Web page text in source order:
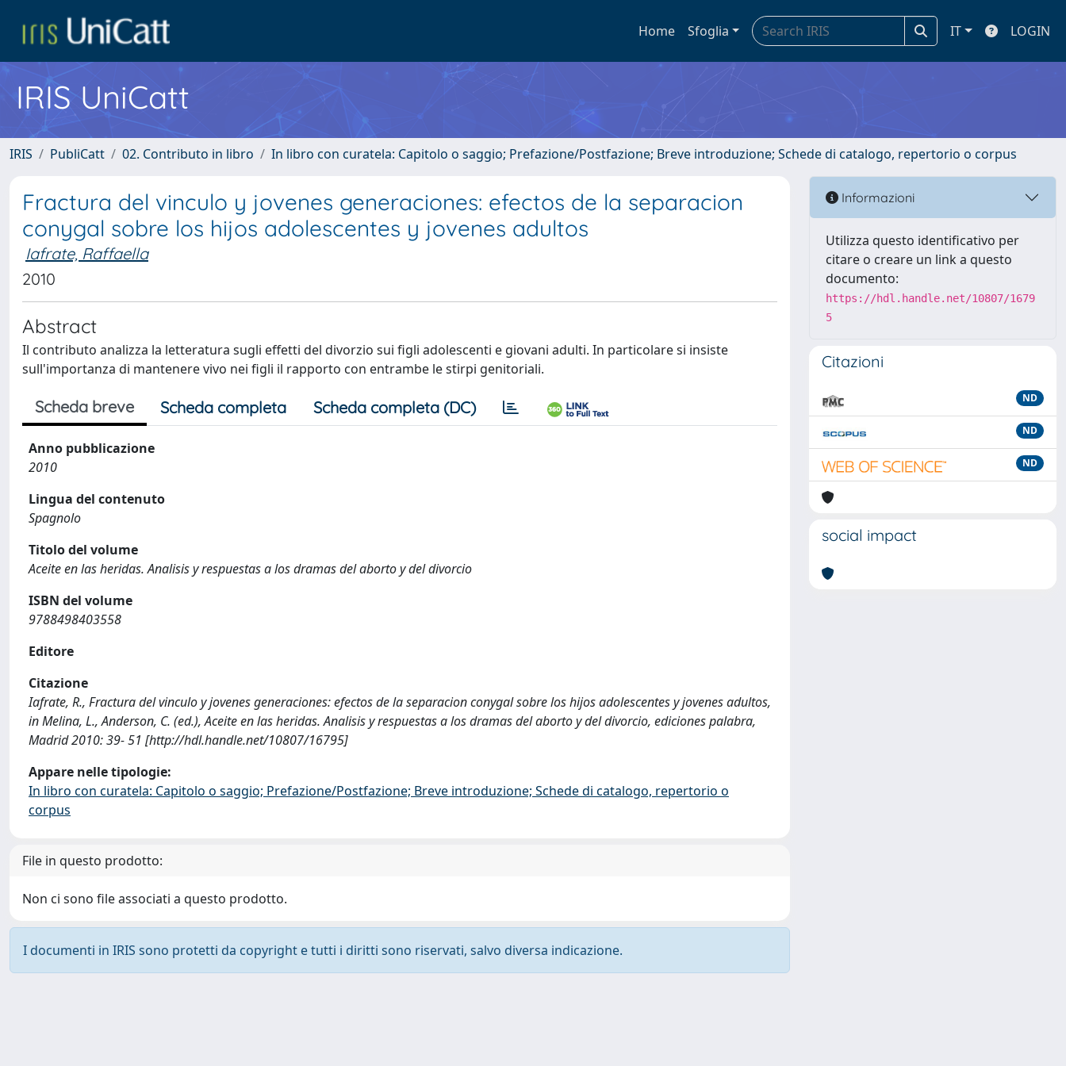
Home Sfoglia IT LOGIN
IRIS UniCatt
IRIS PubliCatt 02. Contributo in libro In libro con curatela: Capitolo o saggio; Prefazione/Postfazione; Breve introduzione; Schede di catalogo, repertorio o corpus
Fractura del vinculo y jovenes generaciones: efectos de la separacion
conygal sobre los hijos adolescentes y jovenes adultos
Iafrate, Raffaella
2010
Abstract
Il contributo analizza la letteratura sugli effetti del divorzio sui figli adolescenti e giovani adulti. In particolare si insiste
sull'importanza di mantenere vivo nei figli il rapporto con entrambe le stirpi genitoriali.
Scheda breve Scheda completa Scheda completa (DC)
Anno pubblicazione
2010
Lingua del contenuto
Spagnolo
Titolo del volume
Aceite en las heridas. Analisis y respuestas a los dramas del aborto y del divorcio
ISBN del volume
9788498403558
Editore
Citazione
Iafrate, R., Fractura del vinculo y jovenes generaciones: efectos de la separacion conygal sobre los hijos adolescentes y jovenes adultos,
in Melina, L., Anderson, C. (ed.), Aceite en las heridas. Analisis y respuestas a los dramas del aborto y del divorcio, ediciones palabra,
Madrid 2010: 39- 51 [http://hdl.handle.net/10807/16795]
Appare nelle tipologie:
In libro con curatela: Capitolo o saggio; Prefazione/Postfazione; Breve introduzione; Schede di catalogo, repertorio o
corpus
File in questo prodotto:
Non ci sono file associati a questo prodotto.
I documenti in IRIS sono protetti da copyright e tutti i diritti sono riservati, salvo diversa indicazione.
Informazioni
Utilizza questo identificativo per
citare o creare un link a questo
documento:
https://hdl.handle.net/10807/1679
5
Citazioni
ND
ND
ND
social impact